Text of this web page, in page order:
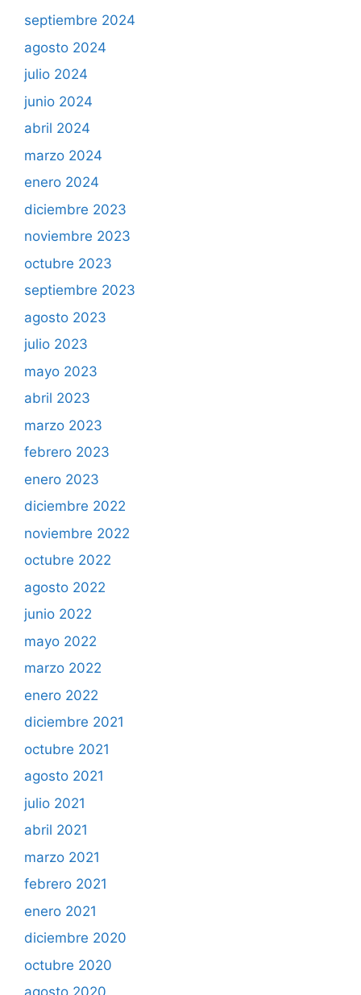
septiembre 2024
agosto 2024
julio 2024
junio 2024
abril 2024
marzo 2024
enero 2024
diciembre 2023
noviembre 2023
octubre 2023
septiembre 2023
agosto 2023
julio 2023
mayo 2023
abril 2023
marzo 2023
febrero 2023
enero 2023
diciembre 2022
noviembre 2022
octubre 2022
agosto 2022
junio 2022
mayo 2022
marzo 2022
enero 2022
diciembre 2021
octubre 2021
agosto 2021
julio 2021
abril 2021
marzo 2021
febrero 2021
enero 2021
diciembre 2020
octubre 2020
agosto 2020